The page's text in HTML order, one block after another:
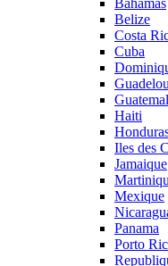
Bahamas
Belize
Costa
Cuba
Haiti
Iles des
Jamaique
Mexique
Panama
Porto